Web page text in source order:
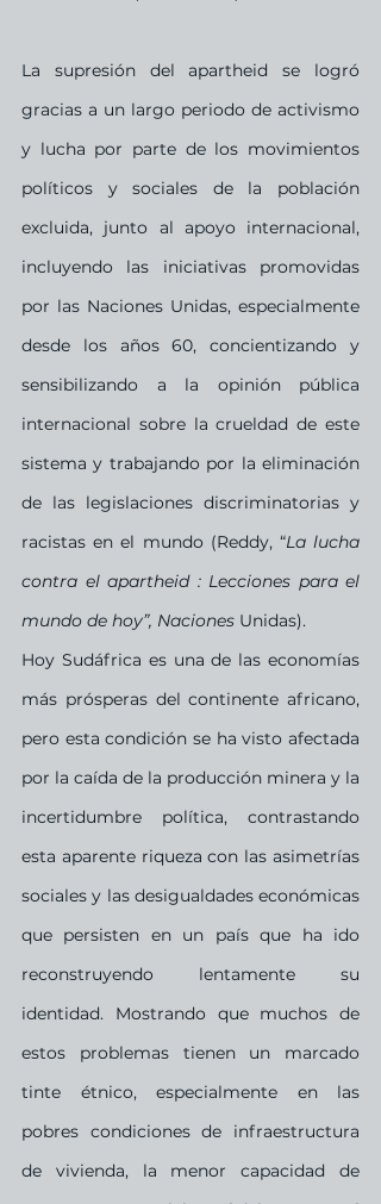
La supresión del apartheid se logró
gracias a un largo periodo de activismo
y lucha por parte de los movimientos
políticos y sociales de la población
excluida, junto al apoyo internacional,
incluyendo las iniciativas promovidas
por las Naciones Unidas, especialmente
desde los años 60, concientizando y
sensibilizando a la opinión pública
internacional sobre la crueldad de este
sistema y trabajando por la eliminación
de las legislaciones discriminatorias y
racistas en el mundo (Reddy, “La lucha
contra el apartheid : Lecciones para el
mundo de hoy”, Naciones Unidas).
Hoy Sudáfrica es una de las economías
más prósperas del continente africano,
pero esta condición se ha visto afectada
por la caída de la producción minera y la
incertidumbre política, contrastando
esta aparente riqueza con las asimetrías
sociales y las desigualdades económicas
que persisten en un país que ha ido
reconstruyendo lentamente su
identidad. Mostrando que muchos de
estos problemas tienen un marcado
tinte étnico, especialmente en las
pobres condiciones de infraestructura
de vivienda, la menor capacidad de